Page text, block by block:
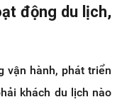
động du lịch,
vận hành, phát triển
khách du lịch nào